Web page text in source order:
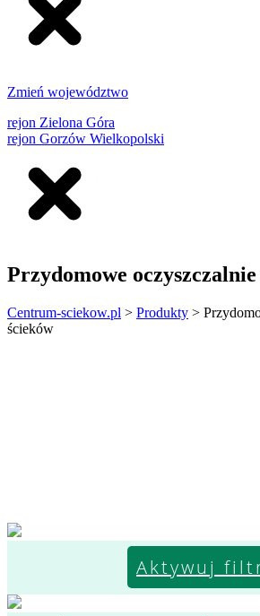
Zmień województwo
rejon Zielona Góra
rejon Gorzów Wielkopolski
Przydomowe
Centrum-sciekow.pl > Produkty >
ścieków
Aktywuj